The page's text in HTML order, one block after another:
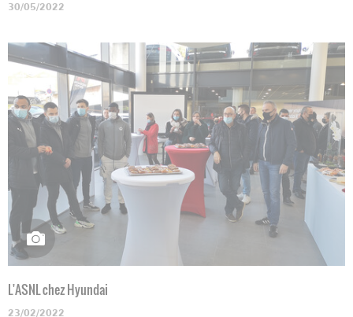
30/05/2022
L'ASNL chez Hyundai
23/02/2022